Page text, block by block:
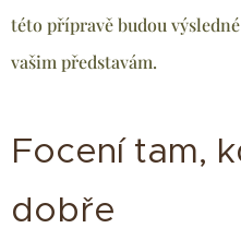
této přípravě budou
vašim představám.
Focení tam,
dobře